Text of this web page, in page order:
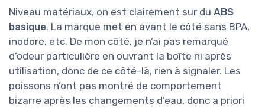
Niveau matériaux, on est clairement sur du ABS
basique. La marque met en avant le côté sans BPA,
inodore, etc. De mon côté, je n’ai pas remarqué
d’odeur particulière en ouvrant la boîte ni après
utilisation, donc de ce côté-là, rien à signaler. Les
poissons n’ont pas montré de comportement
bizarre après les changements d’eau, donc a priori